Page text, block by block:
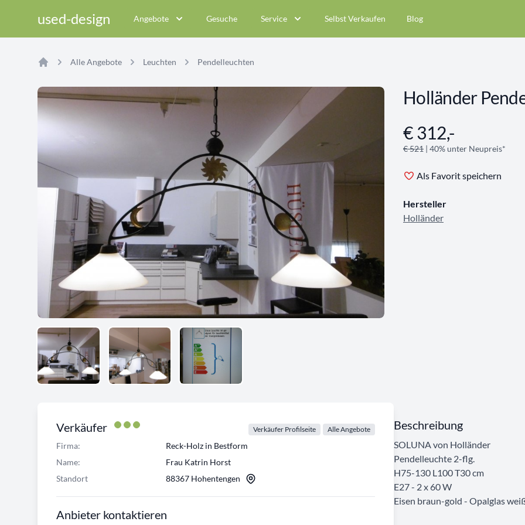
used-design Angebote Gesuche Service Selbst Verkaufen Blog
Alle Angebote Leuchten Pendelleuchten
Holländer
Angebotsinformationen
€ 312,-
€ 521 | 40% unter Neupreis*
Als Favorit speichern
Hersteller
Holländer
Verkäufer Verkäufer Profilseite Alle Angebote
Firma:
Reck-Holz in Bestform
Name:
Frau Katrin Horst
Standort
88367 Hohentengen
Anbieter kontaktieren
Beschreibung
SOLUNA von Holländer
Pendelleuchte 2-flg.
H75-130 L100 T30 cm
E27 - 2 x 60 W
Eisen braun-gold - Opalglas